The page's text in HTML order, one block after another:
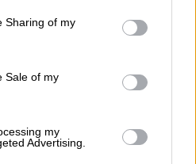
behaviour. You may click to
and its third-party tags to
purposes in below Google
Sharing of my
Sale of my
my
Advertising.
οργανώσεις αρωγής,
των